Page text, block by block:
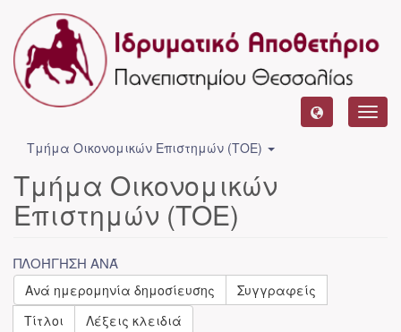
Τμήμα Οικονομικών Επιστημών (ΤΟΕ)
Τμήμα Οικονομικών
Επιστημών (ΤΟΕ)
ΠΛΟΉΓΗΣΗ ΑΝΆ
Ανά ημερομηνία δημοσίευσης
Συγγραφείς
Τίτλοι
Λέξεις κλειδιά